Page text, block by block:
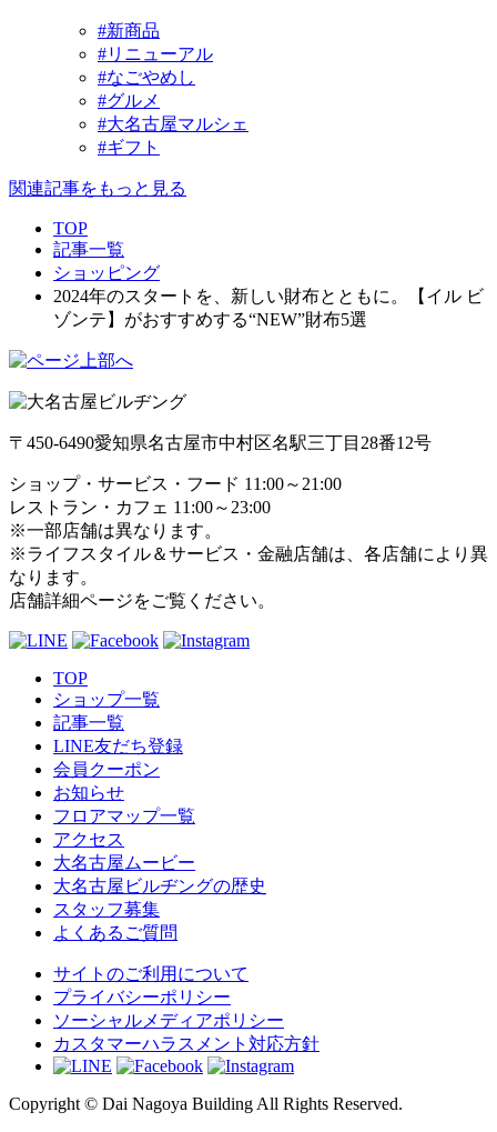
#新商品
#リニューアル
#なごやめし
#グルメ
#大名古屋マルシェ
#ギフト
関連記事をもっと見る
TOP
記事一覧
ショッピング
2024年のスタートを、新しい財布とともに。【イル ビ
ゾンテ】がおすすめする“NEW”財布5選
〒450-6490愛知県名古屋市中村区名駅三丁目28番12号
ショップ・サービス・フード 11:00～21:00
レストラン・カフェ 11:00～23:00
※一部店舗は異なります。
※ライフスタイル＆サービス・金融店舗は、各店舗により異
なります。
店舗詳細ページをご覧ください。
TOP
ショップ一覧
記事一覧
LINE友だち登録
会員クーポン
お知らせ
フロアマップ一覧
アクセス
大名古屋ムービー
大名古屋ビルヂングの歴史
スタッフ募集
よくあるご質問
サイトのご利用について
プライバシーポリシー
ソーシャルメディアポリシー
カスタマーハラスメント対応方針
Copyright © Dai Nagoya Building All Rights Reserved.